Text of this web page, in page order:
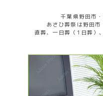
千葉県野田市
あさひ葬祭は野田
直葬、一日葬（1日葬）